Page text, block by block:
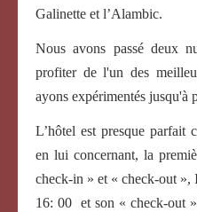
Galinette et l’Alambic.
Nous avons passé deux
profiter de l'un des
ayons expérimentés jusqu'à
L’hôtel est presque parfait
en lui concernant, la
check-in » et « check-out
16: 00 et son « check-out